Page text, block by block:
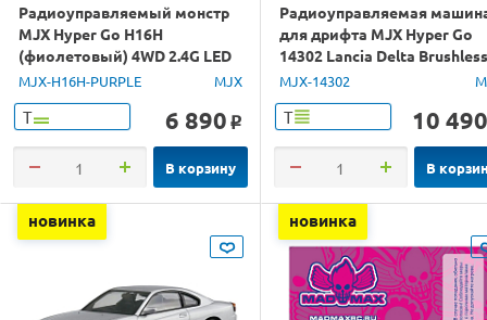
Радиоуправляемый монстр
MJX Hyper Go H16H
(фиолетовый) 4WD 2.4G LED
GPS 1/16 RTR
MJX-H16H-PURPLE MJX
Т 6 890 o
В корзину
Радиоуправляемая
для дрифта MJX Hyper Go
14302 Lancia Delta Brushless
4WD 2.4G LED 1/14 RTR
MJX-14302
Т 10 490
В
новинка новинка